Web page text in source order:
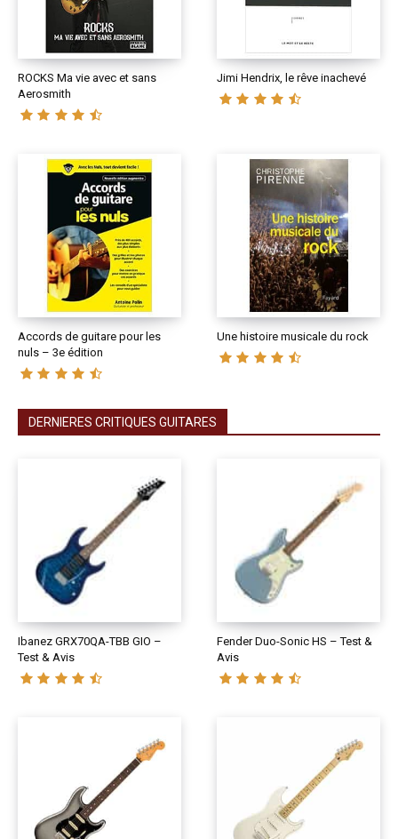
ROCKS Ma vie avec et sans
Aerosmith
Jimi Hendrix, le rêve inachevé
Accords de guitare pour les
nuls – 3e édition
Une histoire musicale du rock
DERNIERES CRITIQUES GUITARES
Ibanez GRX70QA-TBB GIO –
Test & Avis
Fender Duo-Sonic HS – Test &
Avis